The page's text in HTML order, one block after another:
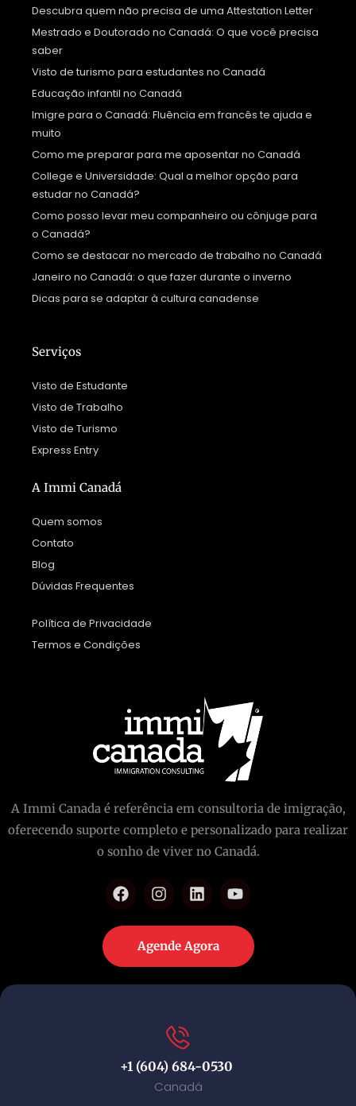
Descubra quem não precisa de uma Attestation Letter
Mestrado e Doutorado no Canadá: O que você precisa
saber
Visto de turismo para estudantes no Canadá
Educação infantil no Canadá
Imigre para o Canadá: Fluência em francês te ajuda e
muito
Como me preparar para me aposentar no Canadá
College e Universidade: Qual a melhor opção para
estudar no Canadá?
Como posso levar meu companheiro ou cônjuge para
o Canadá?
Como se destacar no mercado de trabalho no Canadá
Janeiro no Canadá: o que fazer durante o inverno
Dicas para se adaptar à cultura canadense
Serviços
Visto de Estudante
Visto de Trabalho
Visto de Turismo
Express Entry
A Immi Canadá
Quem somos
Contato
Blog
Dúvidas Frequentes
Política de Privacidade
Termos e Condições
A Immi Canada é referência em consultoria de imigração,
oferecendo suporte completo e personalizado para realizar
o sonho de viver no Canadá.
Agende Agora
+1 (604) 684-0530
Canadá